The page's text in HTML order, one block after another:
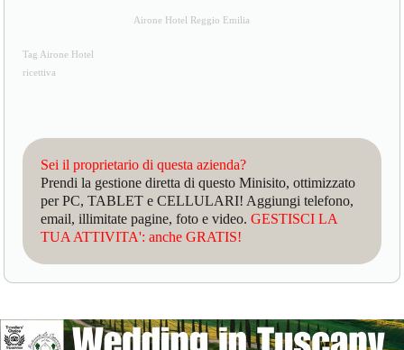
Airone Hotel Reggio Emilia
Tag Airone Hotel
ricettiva
Sei il proprietario di questa azienda?
Prendi la gestione diretta di questo Minisito, ottimizzato
per PC, TABLET e CELLULARI! Aggiungi telefono,
email, illimitate pagine, foto e video.GESTISCI LA
TUA ATTIVITA': anche GRATIS!